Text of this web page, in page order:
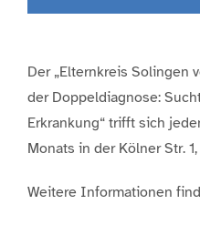
Der „Elternkreis Solingen
der Doppeldiagnose:
Erkrankung“ trifft sich
Monats in der Kölner Str.
Weitere Informationen